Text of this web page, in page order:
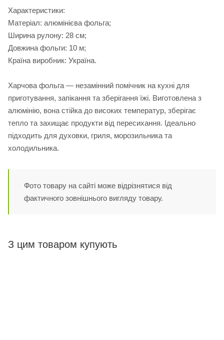
Характеристики:
Матеріал: алюмінієва фольга;
Ширина рулону: 28 см;
Довжина фольги: 10 м;
Країна виробник: Україна.
Харчова фольга — незамінний помічник на кухні для
приготування, запікання та зберігання їжі. Виготовлена з
алюмінію, вона стійка до високих температур, зберігає
тепло та захищає продукти від пересихання. Ідеально
підходить для духовки, гриля, морозильника та
холодильника.
Фото товару на сайті може відрізнятися від
фактичного зовнішнього вигляду товару.
З цим товаром купують